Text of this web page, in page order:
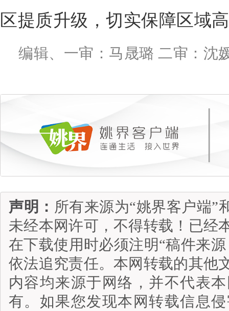
区提质升级，切实保障区域
编辑、一审：马晟璐 二审：沈
声明： 所有来源为“姚界客户端”
未经本网许可，不得转载！已经
在下载使用时必须注明“稿件来
依法追究责任。本网转载的其他
内容均来源于网络，并不代表
有。如果您发现本网转载信息